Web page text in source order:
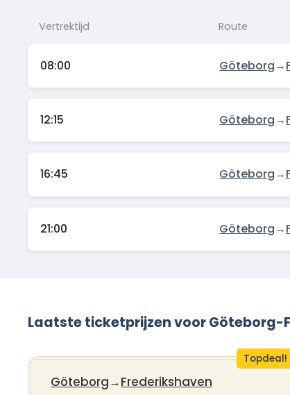
Vertrektijd Route
08:00 Göteborg→
12:15 Göteborg→
16:45 Göteborg→
21:00 Göteborg→
Laatste ticketprijzen voor Göteborg-
Topdeal!
Göteborg→Frederikshaven